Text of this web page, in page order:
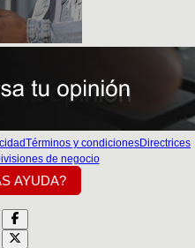
Términos y condicionesDirectrices
de negocio
AYUDA?